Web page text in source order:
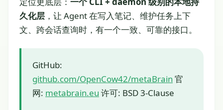
久化层 ，让 Agent 在写入笔记、维护任务上下
文、跨会话查询时，有一个一致、可靠的接口。
GitHub:
github.com/OpenCow42/metaBrain 官
网: metabrain.eu 许可: BSD 3-Clause